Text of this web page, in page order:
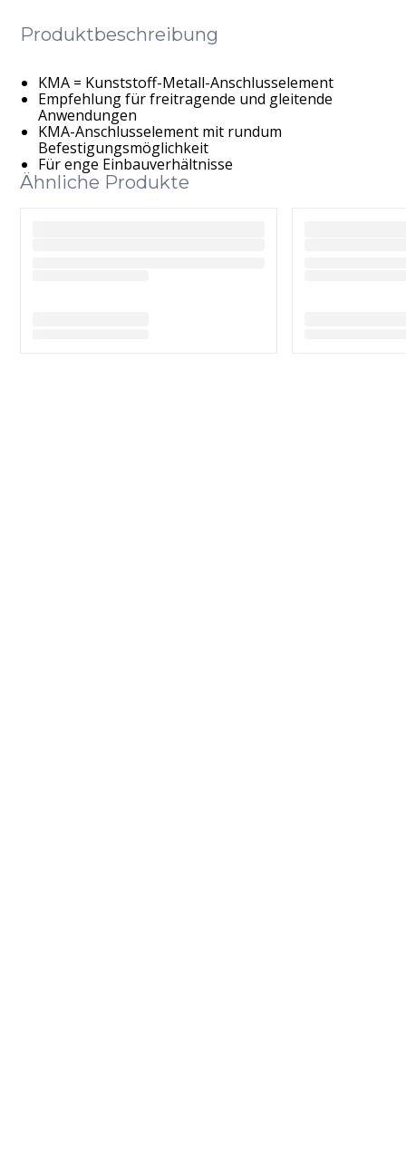
Produktbeschreibung
KMA = Kunststoff-Metall-Anschlusselement
Empfehlung für freitragende und gleitende
Anwendungen
KMA-Anschlusselement mit rundum
Befestigungsmöglichkeit
Für enge Einbauverhältnisse
Ähnliche Produkte